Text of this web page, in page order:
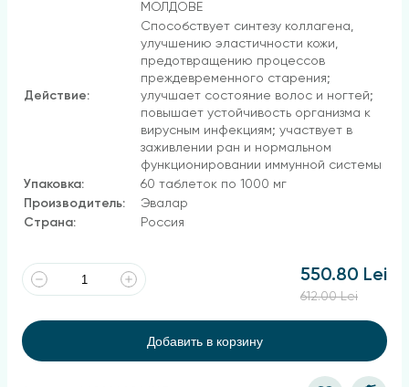
МОЛДОВЕ
Действие:
Способствует синтезу коллагена,
улучшению эластичности кожи,
предотвращению процессов
преждевременного старения;
улучшает состояние волос и ногтей;
повышает устойчивость организма к
вирусным инфекциям; участвует в
заживлении ран и нормальном
функционировании иммунной системы
Упаковка:
60 таблеток по 1000 мг
Производитель:
Эвалар
Страна:
Россия
550.80 Lei
612.00 Lei
Добавить в корзину